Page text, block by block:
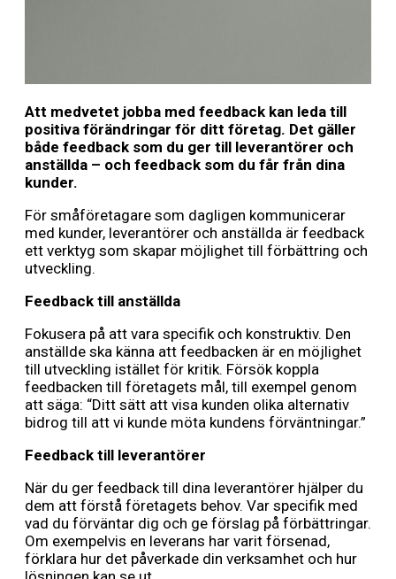
Att medvetet jobba med feedback kan leda till
positiva förändringar för ditt företag. Det gäller
både feedback som du ger till leverantörer och
anställda – och feedback som du får från dina
kunder.
För småföretagare som dagligen kommunicerar
med kunder, leverantörer och anställda är feedback
ett verktyg som skapar möjlighet till förbättring och
utveckling.
Feedback till anställda
Fokusera på att vara specifik och konstruktiv. Den
anställde ska känna att feedbacken är en möjlighet
till utveckling istället för kritik. Försök koppla
feedbacken till företagets mål, till exempel genom
att säga: “Ditt sätt att visa kunden olika alternativ
bidrog till att vi kunde möta kundens förväntningar.”
Feedback till leverantörer
När du ger feedback till dina leverantörer hjälper du
dem att förstå företagets behov. Var specifik med
vad du förväntar dig och ge förslag på förbättringar.
Om exempelvis en leverans har varit försenad,
förklara hur det påverkade din verksamhet och hur